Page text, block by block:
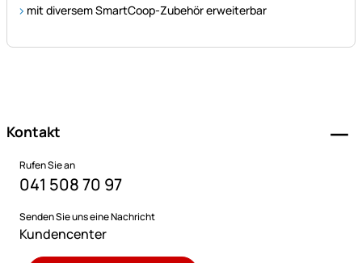
mit diversem SmartCoop-Zubehör erweiterbar
Kontakt
Rufen Sie an
041 508 70 97
Senden Sie uns eine Nachricht
Kundencenter